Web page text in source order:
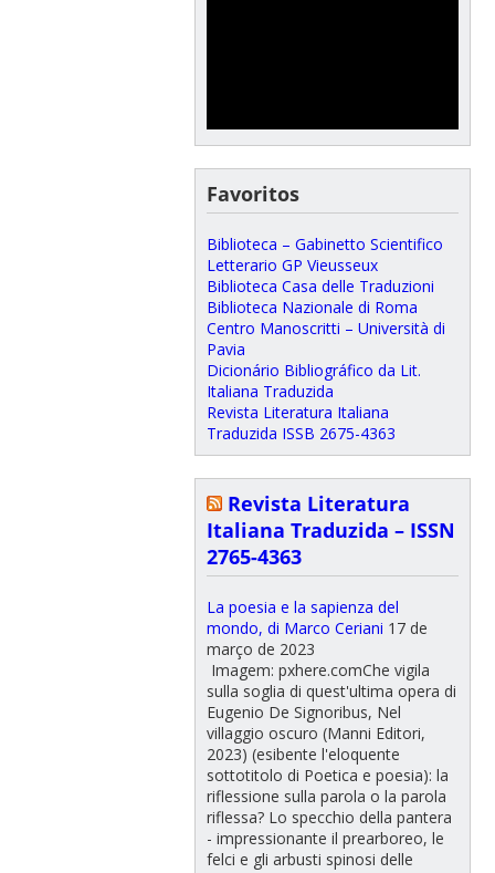
Favoritos
Biblioteca – Gabinetto Scientifico
Letterario GP Vieusseux
Biblioteca Casa delle Traduzioni
Biblioteca Nazionale di Roma
Centro Manoscritti – Università di
Pavia
Dicionário Bibliográfico da Lit.
Italiana Traduzida
Revista Literatura Italiana
Traduzida ISSB 2675-4363
Revista Literatura
Italiana Traduzida – ISSN
2765-4363
La poesia e la sapienza del
mondo, di Marco Ceriani 17 de
março de 2023
Imagem: pxhere.comChe vigila
sulla soglia di quest'ultima opera di
Eugenio De Signoribus, Nel
villaggio oscuro (Manni Editori,
2023) (esibente l'eloquente
sottotitolo di Poetica e poesia): la
riflessione sulla parola o la parola
riflessa? Lo specchio della pantera
- impressionante il prearboreo, le
felci e gli arbusti spinosi delle